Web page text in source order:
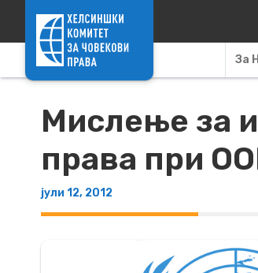
За
Мислење за
права при
јули 12, 2012